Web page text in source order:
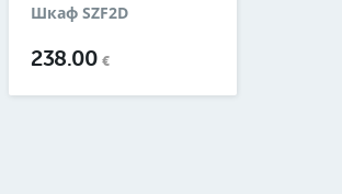
Шкаф SZF2D
238.00€